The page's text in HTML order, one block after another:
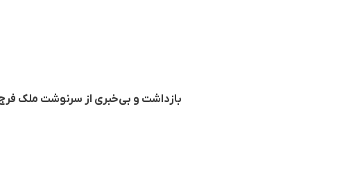
بازداشت و بی‌خبری از سرنوشت ملک